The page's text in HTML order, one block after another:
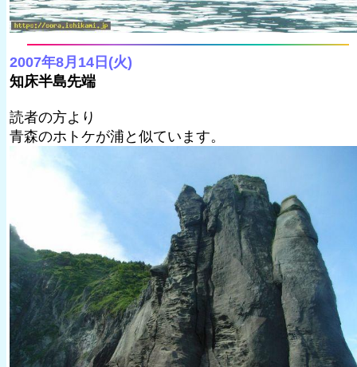
2007年8月14日(火)
知床半島先端
読者の方より
青森のホトケが浦と似ています。